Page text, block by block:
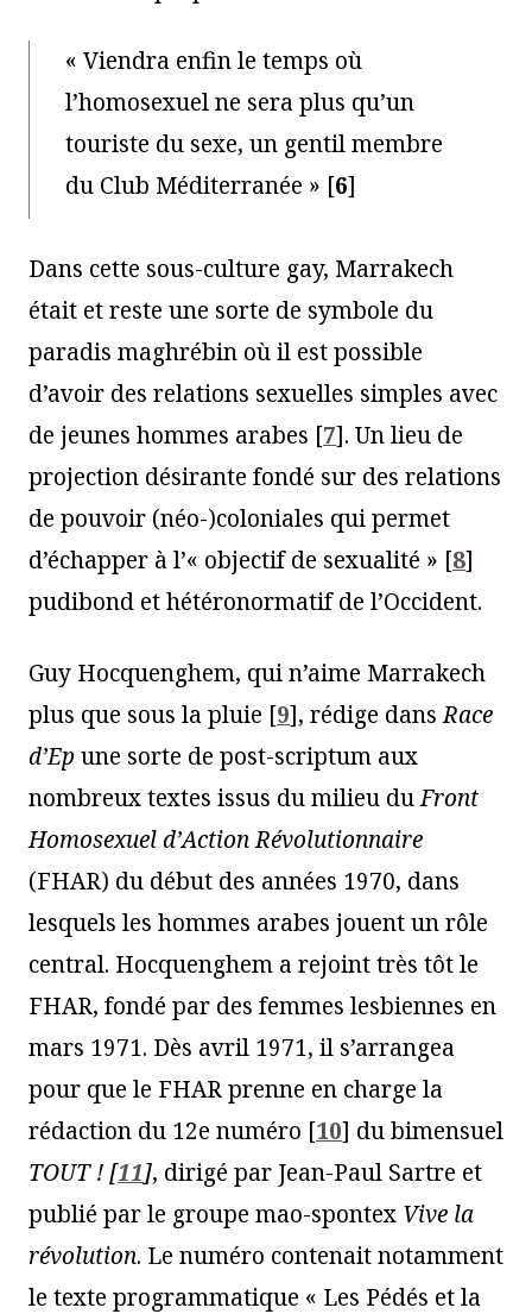
« Viendra enfin le temps où
l’homosexuel ne sera plus qu’un
touriste du sexe, un gentil membre
du Club Méditerranée » [6]
Dans cette sous-culture gay, Marrakech
était et reste une sorte de symbole du
paradis maghrébin où il est possible
d’avoir des relations sexuelles simples avec
de jeunes hommes arabes [7]. Un lieu de
projection désirante fondé sur des relations
de pouvoir (néo-)coloniales qui permet
d’échapper à l’« objectif de sexualité » [8]
pudibond et hétéronormatif de l’Occident.
Guy Hocquenghem, qui n’aime Marrakech
plus que sous la pluie [9], rédige dansRace
dʼEpune sorte de post-scriptum aux
nombreux textes issus du milieu duFront
Homosexuel dʼAction Révolutionnaire
(FHAR) du début des années 1970, dans
lesquels les hommes arabes jouent un rôle
central. Hocquenghem a rejoint très tôt le
FHAR, fondé par des femmes lesbiennes en
mars 1971. Dès avril 1971, il s’arrangea
pour que le FHAR prenne en charge la
rédaction du 12e numéro [10] du bimensuel
TOUT ![11], dirigé par Jean-Paul Sartre et
publié par le groupe mao-spontex Vive la
révolution. Le numéro contenait notamment
le texte programmatique « Les Pédés et la